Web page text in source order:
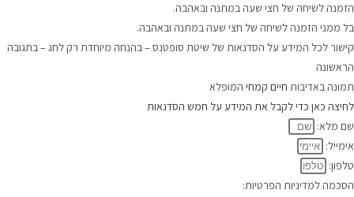
הזמנה לשיחה של חצי שעה במתנה ובאהבה.
בל ממני הזמנה לשיחה של חצי שעה במתנה ובאהבה.
קישור לכל המידע על הסדנאות של שיטת סופטנס – בהנחה מיוחדת רק לחג – בתגובה
הראשונה
תמונה באדיבות חיים קמחי המופלא
לחיצה כאן כדי לקבל את המידע על חמש הסדנאות
שם מלא:
אימייל:
טלפון:
הסכמה למדיניות הפרטיות: